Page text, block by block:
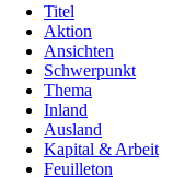
Titel
Aktion
Ansichten
Schwerpunkt
Thema
Inland
Ausland
Kapital & Arbeit
Feuilleton